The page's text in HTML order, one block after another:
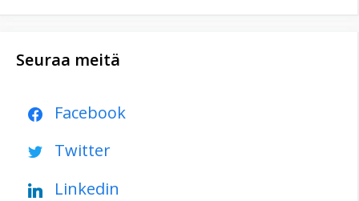
Seuraa meitä
Facebook
Twitter
Linkedin